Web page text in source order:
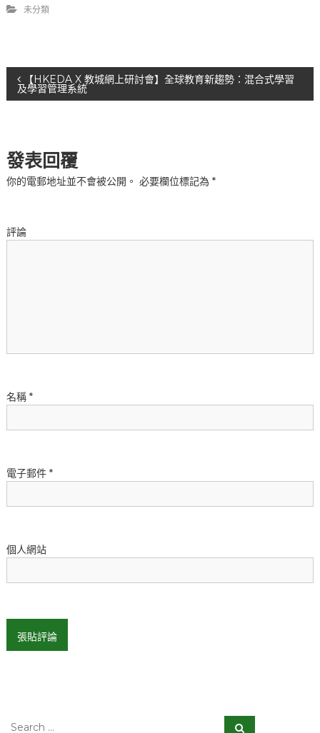
未分類
文
導
覽
【HKEDA X 教城網上研討會】全球教育新趨勢：混合式學習
及學習管理系統
發表回覆
你的電郵地址並不會被公開。 必要欄位標記為 *
評論
名稱 *
電子郵件 *
個人網站
S
S